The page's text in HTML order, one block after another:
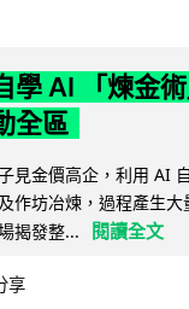
學 AI 「煉金
全區
見金價高企，利用 AI
作坊冶煉，過程產生
揭發整...
閱讀全文
享